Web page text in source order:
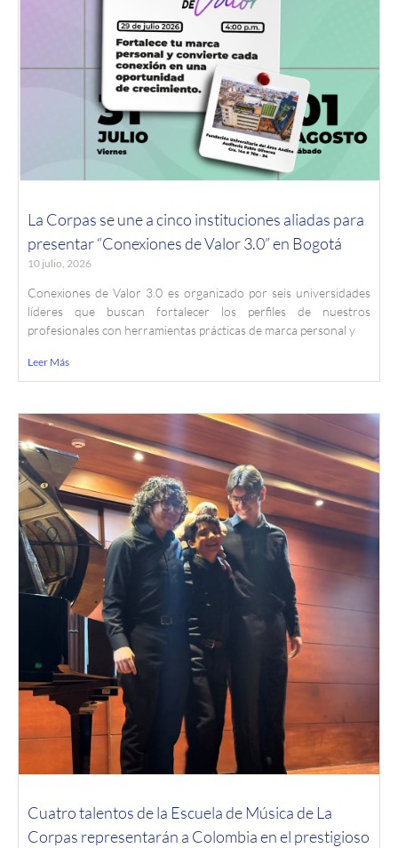
La Corpas se une a cinco instituciones aliadas para
presentar “Conexiones de Valor 3.0” en Bogotá
10 julio, 2026
Conexiones de Valor 3.0 es organizado por seis universidades
líderes que buscan fortalecer los perfiles de nuestros
profesionales con herramientas prácticas de marca personal y
Leer Más
Cuatro talentos de la Escuela de Música de La
Corpas representarán a Colombia en el prestigioso